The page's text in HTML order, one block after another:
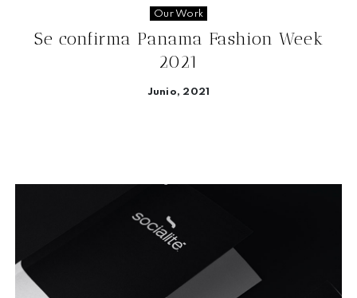
Our Work
Se confirma Panama Fashion Week
2021
Junio, 2021